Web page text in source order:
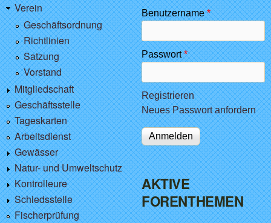
Verein
Geschäftsordnung
Richtlinien
Satzung
Vorstand
Mitgliedschaft
Geschäftsstelle
Tageskarten
Arbeitsdienst
Gewässer
Natur- und Umweltschutz
Kontrolleure
Schiedsstelle
Fischerprüfung
Benutzername*
Passwort*
Registrieren
Neues Passwort anfordern
AKTIVE
FORENTHEMEN